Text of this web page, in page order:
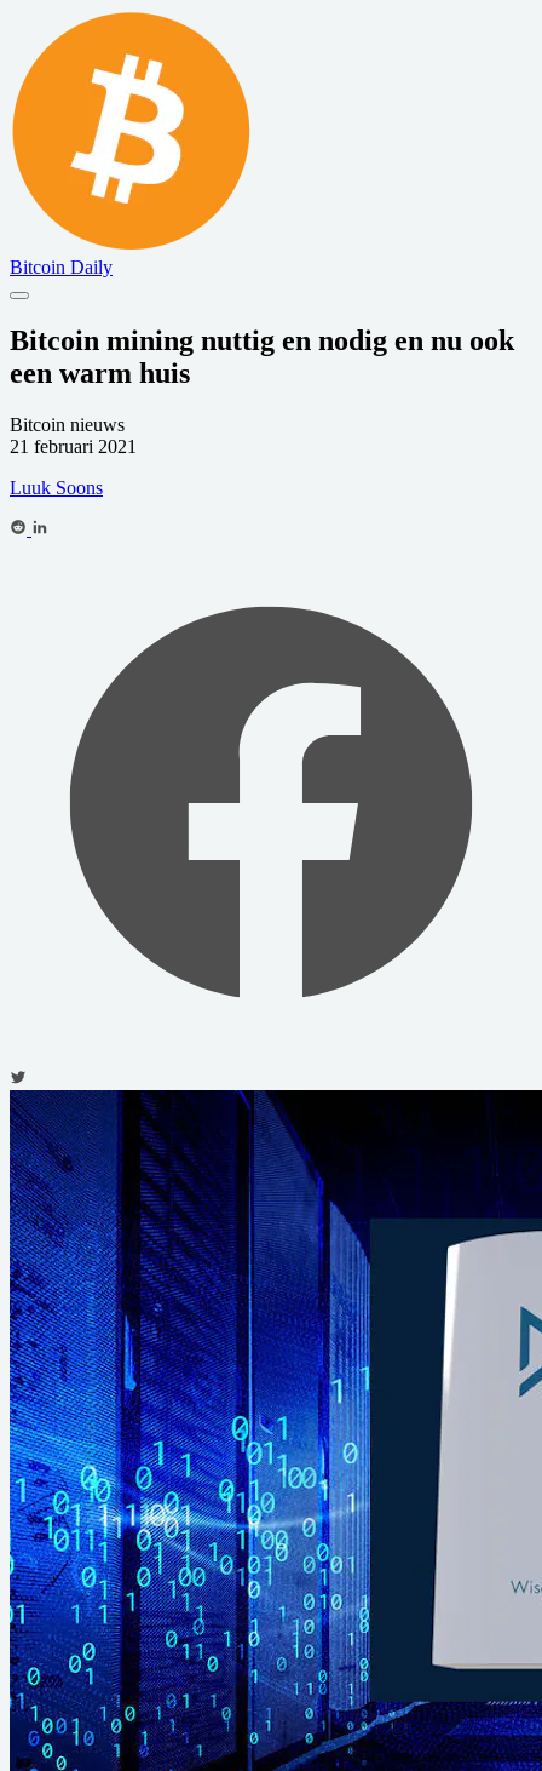
Bitcoin Daily
Bitcoin mining nuttig en nodig en nu ook
een warm huis
Bitcoin nieuws
21 februari 2021
Luuk Soons